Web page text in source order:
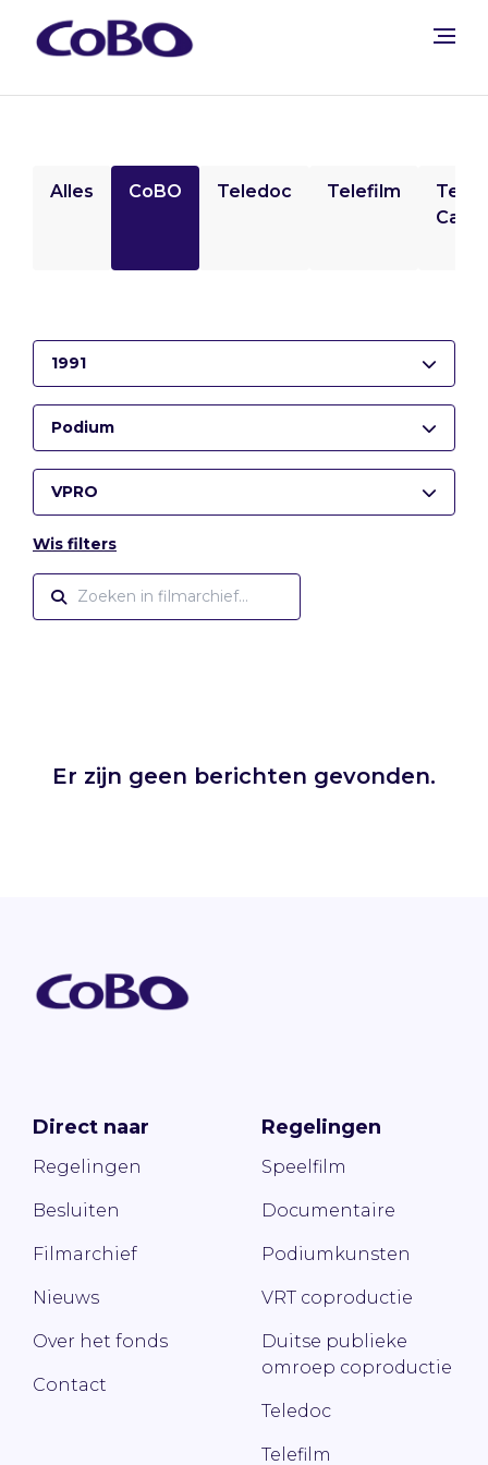
Alles CoBO Teledoc Telefilm
1991
Podium
VPRO
Wis filters
Er zijn geen berichten gevonden.
Direct naar
Regelingen
Besluiten
Filmarchief
Nieuws
Over het fonds
Contact
Regelingen
Speelfilm
Documentaire
Podiumkunsten
VRT coproductie
Duitse publieke
omroep coproductie
Teledoc
Telefilm